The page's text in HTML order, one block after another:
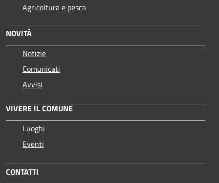
Agricoltura e pesca
NOVITÀ
Notizie
Comunicati
Avvisi
VIVERE IL COMUNE
Luoghi
Eventi
CONTATTI